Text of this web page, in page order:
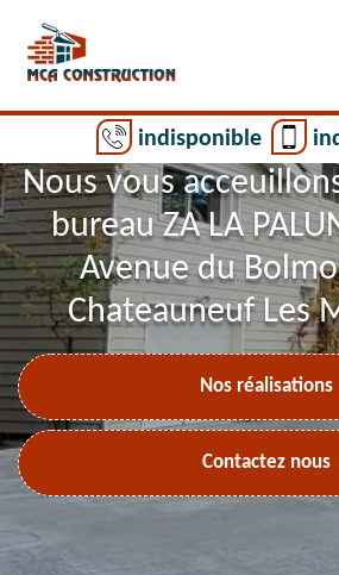
indisponible
Nous vous
bureau ZA LA
Avenue du
Chateauneuf Les
Nos réalisations
Contactez nous